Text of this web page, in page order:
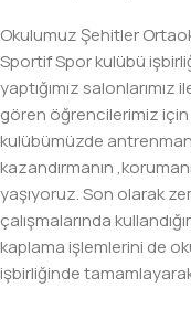
Okulumuz Şehitler
Sportif Spor kulübü
yaptığımız
gören öğrencilerimiz için
kulübümüzde
kazandırmanın
yaşıyoruz. Son olarak
çalışmalarında
kaplama işlemlerini de
işbirliğinde